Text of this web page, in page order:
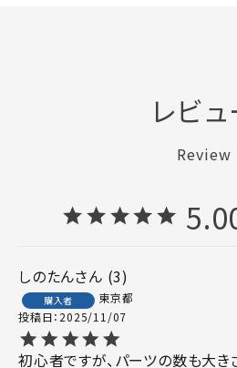
レビュ
Review
しのたん 3
購入者
東京都
投稿日 2025/11/07
初心者ですが、パーツの数も大き